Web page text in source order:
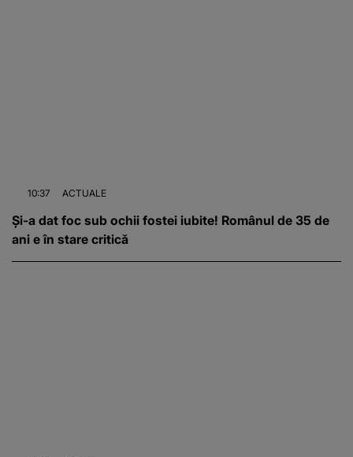
10:37 ACTUALE
Și-a dat foc sub ochii fostei iubite! Românul de 35 de
ani e în stare critică